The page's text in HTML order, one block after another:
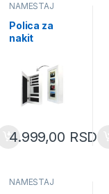
NAMEŠTAJ
Polica za
nakit
(PHO1240)
4.999,00 RSD
NAMEŠTAJ